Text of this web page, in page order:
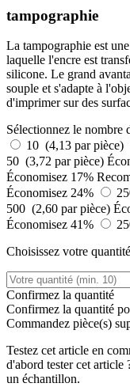
tampographie
La tampographie est
laquelle l'encre est
silicone. Le grand
souple et s'adapte à
d'imprimer sur des
Sélectionnez le nombre
10 (4,13 par pièce)
50 (3,72 par pièce)
Économisez 17%
Économisez 24%
500 (2,60 par pièce)
Économisez 41%
Choisissez votre quantité
Confirmez la quantité
Confirmez la quantité
Commandez pièce(s)
Testez cet article en
d'abord tester cet article
un échantillon.